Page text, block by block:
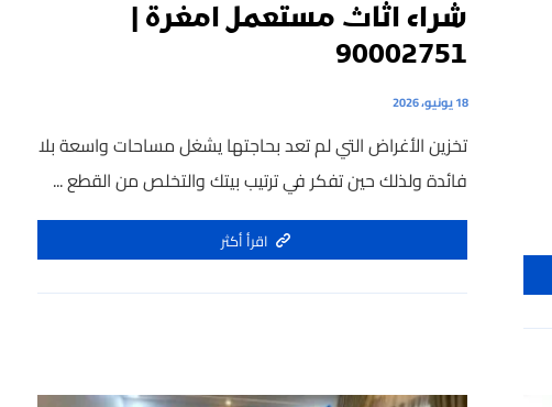
شراء اثاث مستعمل امغرة |
90002751
18 يونيو، 2026
تخزين الأغراض التي لم تعد بحاجتها يشغل مساحات واسعة بلا
فائدة ولذلك حين تفكر في ترتيب بيتك والتخلص من القطع ...
اقرأ أكثر